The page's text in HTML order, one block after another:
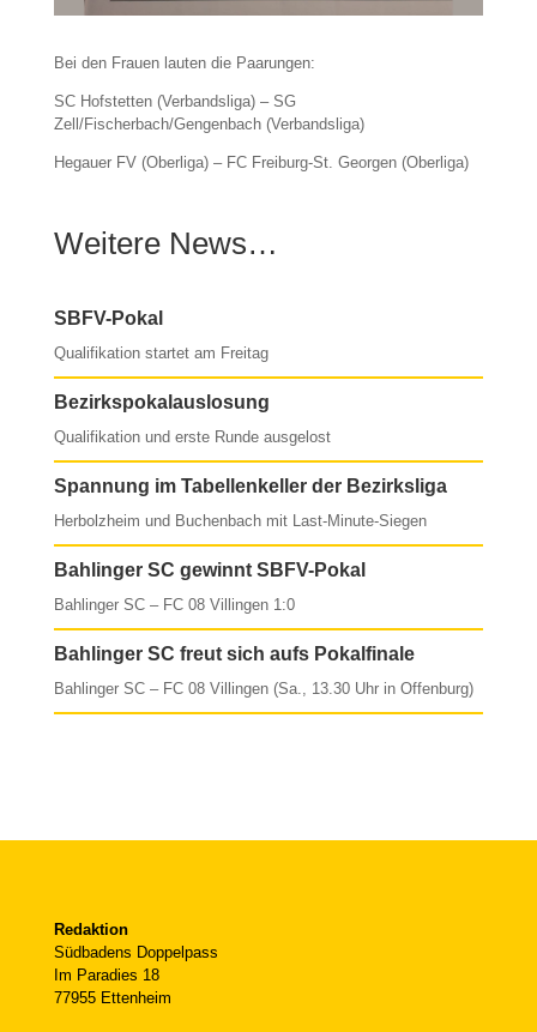
Bei den Frauen lauten die Paarungen:
SC Hofstetten (Verbandsliga) – SG
Zell/Fischerbach/Gengenbach (Verbandsliga)
Hegauer FV (Oberliga) – FC Freiburg-St. Georgen (Oberliga)
Weitere News…
SBFV-Pokal
Qualifikation startet am Freitag
Bezirkspokalauslosung
Qualifikation und erste Runde ausgelost
Spannung im Tabellenkeller der Bezirksliga
Herbolzheim und Buchenbach mit Last-Minute-Siegen
Bahlinger SC gewinnt SBFV-Pokal
Bahlinger SC – FC 08 Villingen 1:0
Bahlinger SC freut sich aufs Pokalfinale
Bahlinger SC – FC 08 Villingen (Sa., 13.30 Uhr in Offenburg)
Redaktion
Südbadens Doppelpass
Im Paradies 18
77955 Ettenheim